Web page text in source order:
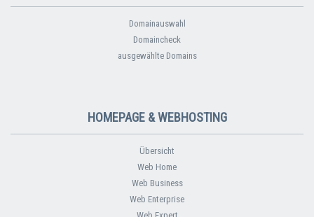
Domainauswahl
Domaincheck
ausgewählte Domains
HOMEPAGE & WEBHOSTING
Übersicht
Web Home
Web Business
Web Enterprise